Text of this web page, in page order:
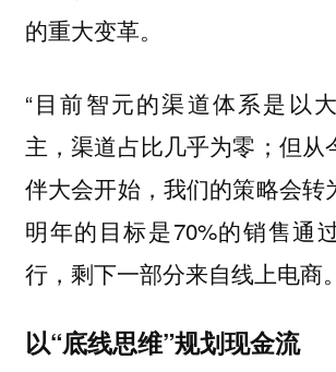
的重大变革。
“目前智元的渠道体系是以
主，渠道占比几乎为零；但从
伴大会开始，我们的策略会转
明年的目标是70%的销售通
行，剩下一部分来自线上电商
以“底线思维”规划现金流